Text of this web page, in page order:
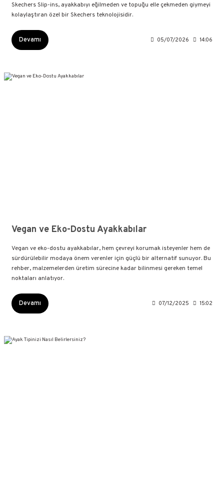
Skechers Slip-ins, ayakkabıyı eğilmeden ve topuğu elle çekmeden giymeyi
kolaylaştıran özel bir Skechers teknolojisidir.
Devamı 05/07/2026 14:06
Vegan ve Eko-Dostu Ayakkabılar
Vegan ve eko-dostu ayakkabılar, hem çevreyi korumak isteyenler hem de
sürdürülebilir modaya önem verenler için güçlü bir alternatif sunuyor. Bu
rehber, malzemelerden üretim sürecine kadar bilinmesi gereken temel
noktaları anlatıyor.
Devamı 07/12/2025 15:02